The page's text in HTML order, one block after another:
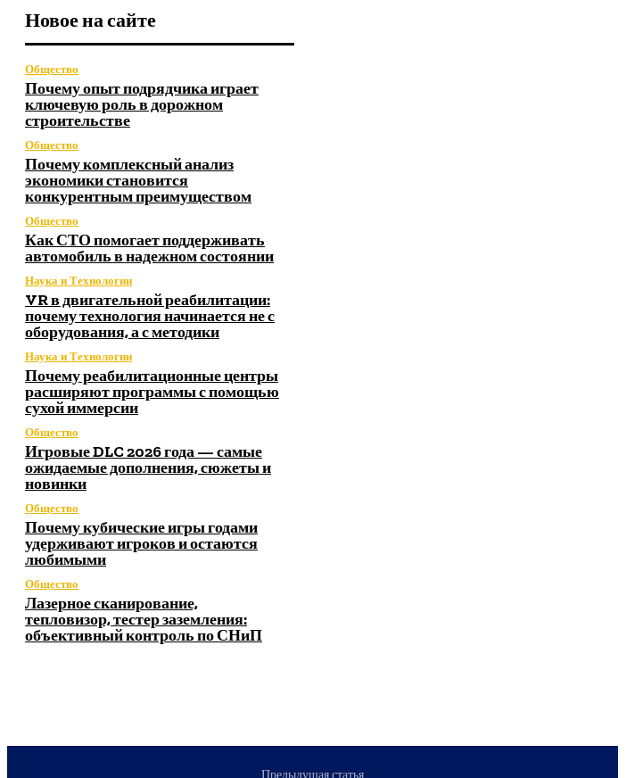
Новое на сайте
Общество
Почему опыт подрядчика играет
ключевую роль в дорожном
строительстве
Общество
Почему комплексный анализ
экономики становится
конкурентным преимуществом
Общество
Как СТО помогает поддерживать
автомобиль в надежном состоянии
Наука и Технологии
VR в двигательной реабилитации:
почему технология начинается не с
оборудования, а с методики
Наука и Технологии
Почему реабилитационные центры
расширяют программы с помощью
сухой иммерсии
Общество
Игровые DLC 2026 года — самые
ожидаемые дополнения, сюжеты и
новинки
Общество
Почему кубические игры годами
удерживают игроков и остаются
любимыми
Общество
Лазерное сканирование,
тепловизор, тестер заземления:
объективный контроль по СНиП
Предыдущая статья